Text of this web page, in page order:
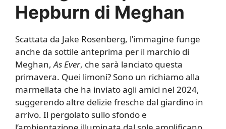
Hepburn di Meghan
Scattata da Jake Rosenberg, l’immagine funge
anche da sottile anteprima per il marchio di
Meghan,As Ever, che sarà lanciato questa
primavera. Quei limoni? Sono un richiamo alla
marmellata che ha inviato agli amici nel 2024,
suggerendo altre delizie fresche dal giardino in
arrivo. Il pergolato sullo sfondo e